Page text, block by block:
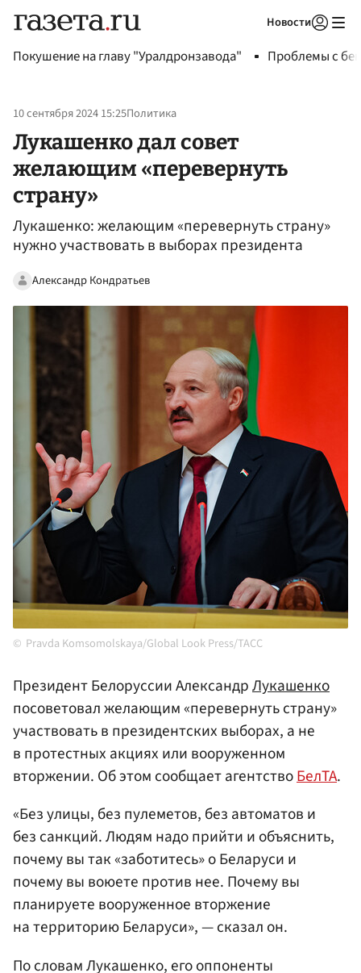
Новости
Покушение на главу "Уралдронзавода" Проблемы с
10 сентября 2024 15:25Политика
Лукашенко дал совет
желающим «перевернуть
страну»
Лукашенко: желающим «перевернуть страну»
нужно участвовать в выборах президента
Александр Кондратьев
Pravda Komsomolskaya/Global Look Press/ТАСС
Президент Белоруссии АлександрЛукашенко
посоветовал желающим «перевернуть страну»
участвовать в президентских выборах, а не
в протестных акциях или вооруженном
вторжении. Об этом сообщает агентствоБелТА.
«Без улицы, без пулеметов, без автоматов и
без санкций. Людям надо прийти и объяснить,
почему вы так «заботитесь» о Беларуси и
почему вы воюете против нее. Почему вы
планируете вооруженное вторжение
на территорию Беларуси», — сказал он.
По словам Лукашенко, его оппоненты